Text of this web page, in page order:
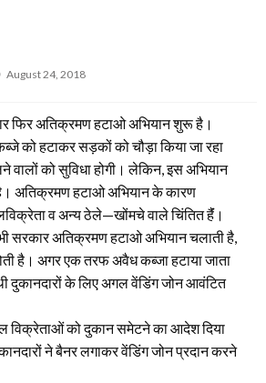
Posted
August 24, 2018
फिर अतिक्रमण हटाओ अभियान शुरू है।
को हटाकर सड़कों को चौड़ा किया जा रहा
को सुविधा होगी। लेकिन, इस अभियान
अतिक्रमण हटाओ अभियान के कारण
व अन्य ठेले—खोंमचे वाले चिंतित हैंं।
सरकार अतिक्रमण हटाओ अभियान चलाती है,
है। अगर एक तरफ अवैध कब्जा हटाया जाता
दुकानदारों के लिए अगल वेंडिंग जोन आवंटित
विक्रेताओं को दुकान समेटने का आदेश दिया
ने बैनर लगाकर वेंडिंग जोन प्रदान करने